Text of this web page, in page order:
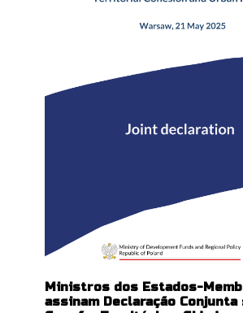
Ministros dos Estados-
assinam Declaração Conjunta